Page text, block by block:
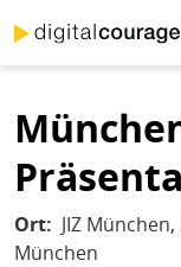
zum
Inhalt
Ort
JIZ
München